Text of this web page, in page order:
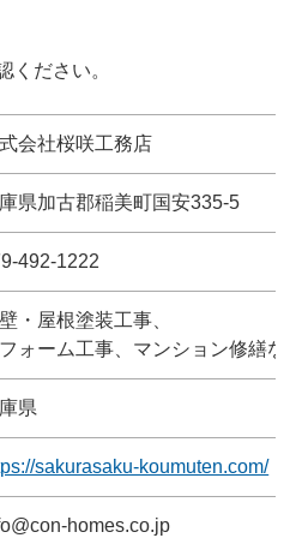
ください。
会社桜咲工務店
県加古郡稲美町国安335-5
492-1222
・屋根塗装工事、
ォーム工事、 マンション修繕な
県
sakurasaku-koumuten.com/
homes.co.jp